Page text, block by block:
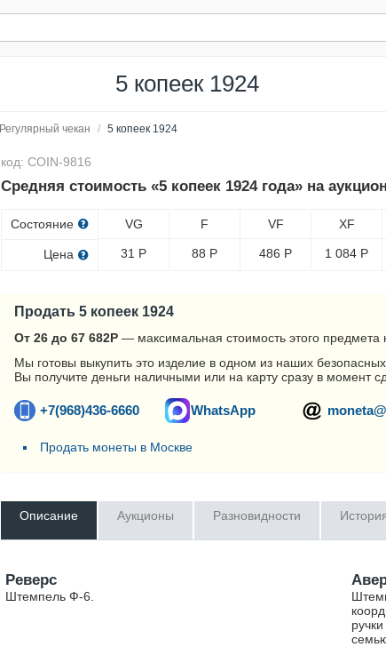
5 копеек 1924
Регулярный чекан / 5 копеек 1924
код: COIN-9816
Средняя стоимость «5 копеек 1924 года» на
Состояние
Цена
VG
31 Р
F
88 Р
VF
486 Р
XF
1 084 Р
Продать 5 копеек 1924
От 26 до 67 682Р — максимальная стоимость этого предмета
Мы готовы выкупить это изделие в одном из наших
Вы получите деньги наличными или на карту сразу в момент
+7(968)436-6660 WhatsApp
Продать монеты в Москве
Описание Аукционы Разновидности
Реверс
Штемпель Ф-6.